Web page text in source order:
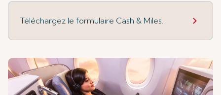
Téléchargez le formulaire Cash & Miles.